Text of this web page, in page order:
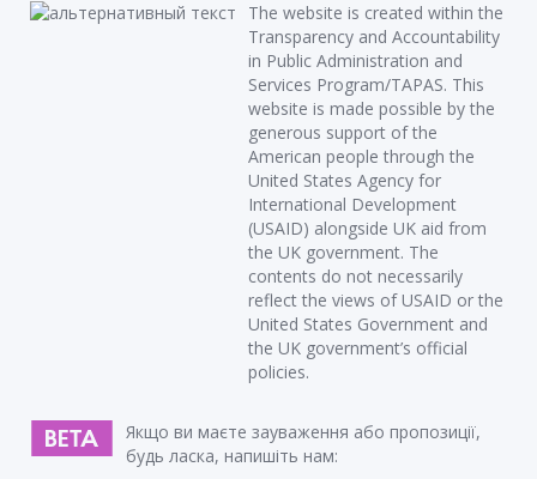
The website is created within the
Transparency and Accountability
in Public Administration and
Services Program/TAPAS. This
website is made possible by the
generous support of the
American people through the
United States Agency for
International Development
(USAID) alongside UK aid from
the UK government. The
contents do not necessarily
reflect the views of USAID or the
United States Government and
the UK government’s official
policies.
Якщо ви маєте зауваження або пропозиції,
будь ласка, напишіть нам: